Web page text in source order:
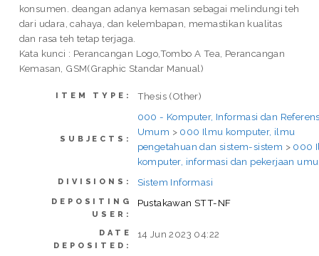
konsumen. deangan adanya kemasan sebagai melindungi teh
dari udara, cahaya, dan kelembapan, memastikan kualitas
dan rasa teh tetap terjaga.
Kata kunci : Perancangan Logo,Tombo A Tea, Perancangan
Kemasan, GSM(Graphic Standar Manual)
ITEM TYPE: Thesis (Other)
SUBJECTS:
000 - Komputer, Informasi dan
Umum > 000 Ilmu komputer, ilmu
pengetahuan dan sistem-sistem > 000
komputer, informasi dan pekerjaan
DIVISIONS: Sistem Informasi
DEPOSITING
USER:
Pustakawan STT-NF
DATE
DEPOSITED:
14 Jun 2023 04:22